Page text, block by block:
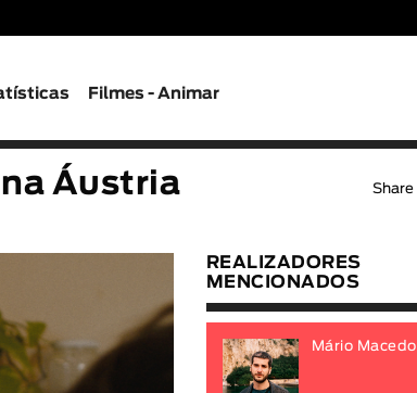
Filmes - Animar
Áustria Share
REALIZADORES
MENCIONADOS
Mário Macedo